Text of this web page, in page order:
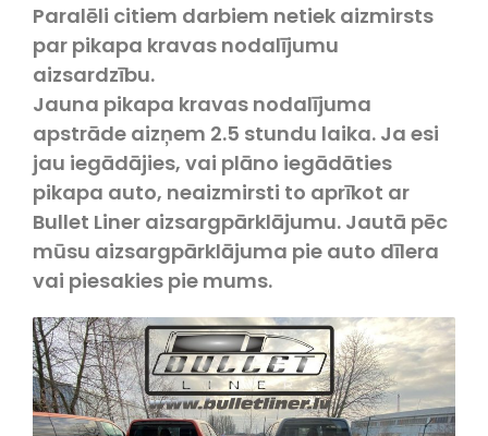
Paralēli citiem darbiem netiek aizmirsts
par pikapa kravas nodalījumu
aizsardzību.
Jauna pikapa kravas nodalījuma
apstrāde aizņem 2.5 stundu laika. Ja esi
jau iegādājies, vai plāno iegādāties
pikapa auto, neaizmirsti to aprīkot ar
Bullet Liner aizsargpārklājumu. Jautā pēc
mūsu aizsargpārklājuma pie auto dīlera
vai piesakies pie mums.